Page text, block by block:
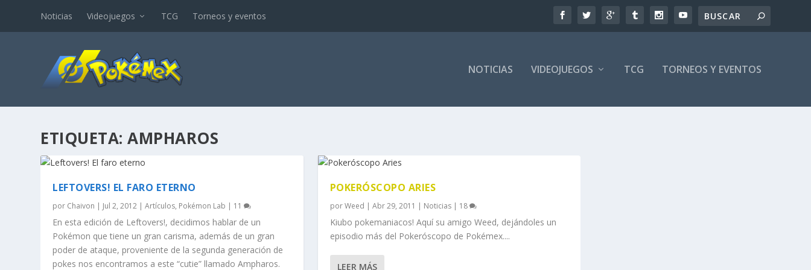
Noticias Videojuegos TCG Torneos y eventos
NOTICIAS VIDEOJUEGOS TCG TORNEOS Y EVENTOS
ETIQUETA:AMPHAROS
LEFTOVERS! EL FARO ETERNO
por Chaivon | Jul 2, 2012 |Artículos, Pokémon Lab | 11
En esta edición de Leftovers!, decidimos hablar de un
Pokémon que tiene un gran carisma, además de un gran
poder de ataque, proveniente de la segunda generación de
pokes nos encontramos a este “cutie” llamado Ampharos.
POKERÓSCOPO ARIES
porWeed | Abr 29, 2011 | Noticias| 18
Kiubo pokemaniacos! Aquí su amigo Weed, dejándoles un
episodio más del Pokeróscopo de Pokémex....
LEER MÁS